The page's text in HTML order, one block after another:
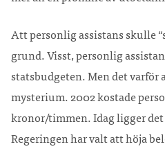
Att personlig assistans skulle
grund. Visst, personlig
statsbudgeten. Men det varför
mysterium. 2002 kostade
kronor/timmen. Idag ligger
Regeringen har valt att höja